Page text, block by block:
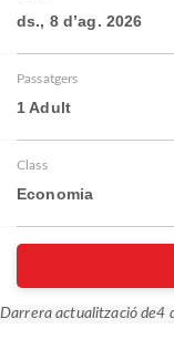
ds., 8 d’ag. 2026
Passatgers
1 Adult
Class
Economia
Darrera actualització de4